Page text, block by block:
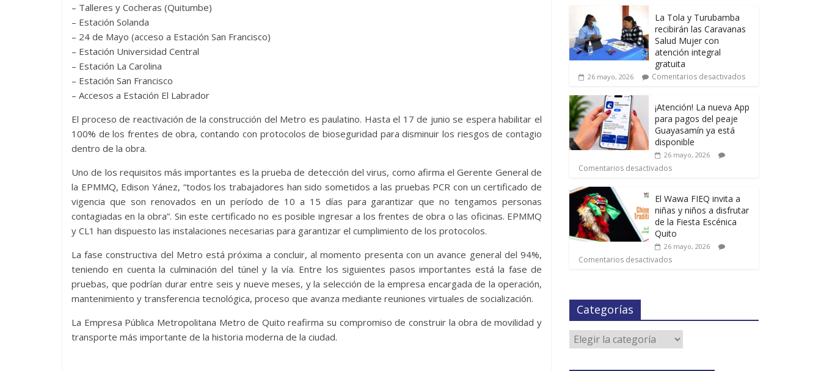
– Talleres y Cocheras (Quitumbe)
– Estación Solanda
– 24 de Mayo (acceso a Estación San Francisco)
– Estación Universidad Central
– Estación La Carolina
– Estación San Francisco
– Accesos a Estación El Labrador
El proceso de reactivación de la construcción del Metro es paulatino. Hasta el 17 de junio se espera habilitar el
100% de los frentes de obra, contando con protocolos de bioseguridad para disminuir los riesgos de contagio
dentro de la obra.
Uno de los requisitos más importantes es la prueba de detección del virus, como afirma el Gerente General de
la EPMMQ, Edison Yánez, “todos los trabajadores han sido sometidos a las pruebas PCR con un certificado de
vigencia que son renovados en un período de 10 a 15 días para garantizar que no tengamos personas
contagiadas en la obra”. Sin este certificado no es posible ingresar a los frentes de obra o las oficinas. EPMMQ
y CL1 han dispuesto las instalaciones necesarias para garantizar el cumplimiento de los protocolos.
La fase constructiva del Metro está próxima a concluir, al momento presenta con un avance general del 94%,
teniendo en cuenta la culminación del túnel y la vía. Entre los siguientes pasos importantes está la fase de
pruebas, que podrían durar entre seis y nueve meses, y la selección de la empresa encargada de la operación,
mantenimiento y transferencia tecnológica, proceso que avanza mediante reuniones virtuales de socialización.
La Empresa Pública Metropolitana Metro de Quito reafirma su compromiso de construir la obra de movilidad y
transporte más importante de la historia moderna de la ciudad.
La Tola y Turubamba
recibirán las Caravanas
Salud Mujer con
atención integral
gratuita
26 mayo, 2026 Comentarios desactivados
¡Atención! La nueva App
para pagos del peaje
Guayasamín ya está
disponible
26 mayo, 2026
Comentarios desactivados
El Wawa FIEQ invita a
niñas y niños a disfrutar
de la Fiesta Escénica
Quito
26 mayo, 2026
Comentarios desactivados
Categorías